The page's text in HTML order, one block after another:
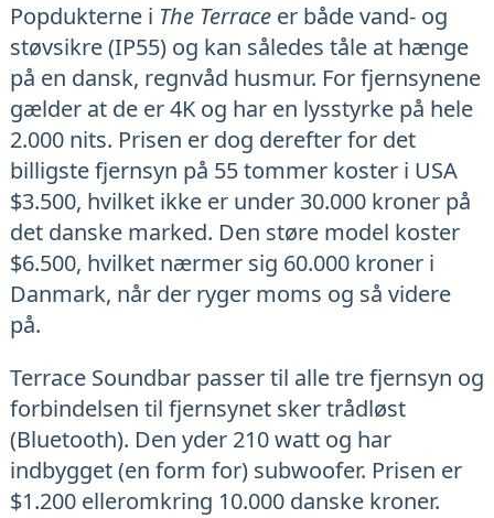
Popdukterne i The Terraceer både vand- og
støvsikre (IP55) og kan således tåle at hænge
på en dansk, regnvåd husmur. For fjernsynene
gælder at de er 4K og har en lysstyrke på hele
2.000 nits. Prisen er dog derefter for det
billigste fjernsyn på 55 tommer koster i USA
$3.500, hvilket ikke er under 30.000 kroner på
det danske marked. Den støre model koster
$6.500, hvilket nærmer sig 60.000 kroner i
Danmark, når der ryger moms og så videre
på.
Terrace Soundbar passer til alle tre fjernsyn og
forbindelsen til fjernsynet sker trådløst
(Bluetooth). Den yder 210 watt og har
indbygget (en form for) subwoofer. Prisen er
$1.200 elleromkring 10.000 danske kroner.